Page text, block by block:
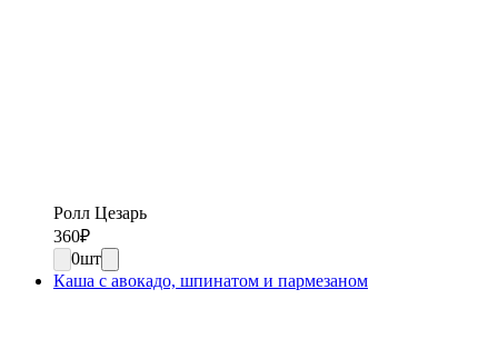
Ролл Цезарь
360₽
0шт
Каша с авокадо, шпинатом и пармезаном